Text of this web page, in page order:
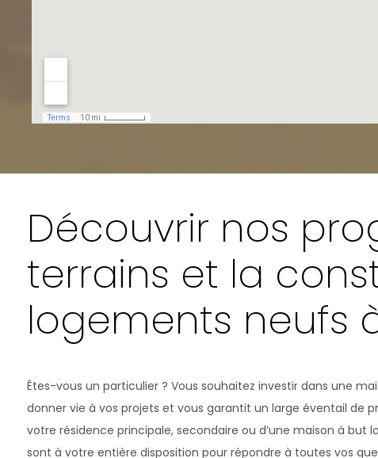
Découvrir nos
terrains et la
logements neufs
Êtes-vous un particulier ? Vous souhaitez investir dans une
donner vie à vos projets et vous garantit un large éventail de
votre résidence principale, secondaire ou d’une maison à
sont à votre entière disposition pour répondre à toutes vos